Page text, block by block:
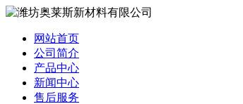
网站首页
公司简介
产品中心
新闻中心
售后服务